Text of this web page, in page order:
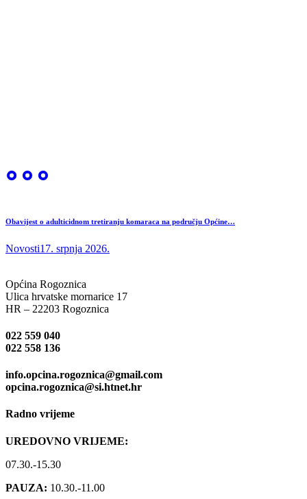
Obavijest o adulticidnom tretiranju komaraca na području Općine…
Novosti17. srpnja 2026.
Općina Rogoznica
Ulica hrvatske mornarice 17
HR – 22203 Rogoznica
022 559 040
022 558 136
info.opcina.rogoznica@gmail.com
opcina.rogoznica@si.htnet.hr
Radno vrijeme
UREDOVNO VRIJEME:
07.30.-15.30
PAUZA: 10.30.-11.00